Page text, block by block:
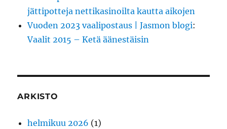
jättipotteja nettikasinoilta kautta aikojen
Vuoden 2023 vaalipostaus | Jasmon blogi:
Vaalit 2015 – Ketä äänestäisin
ARKISTO
helmikuu 2026 (1)